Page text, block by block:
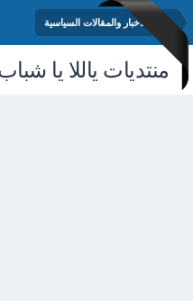
منتدى الأخبار والمقالات السياسية
منتديات ياللا يا شباب